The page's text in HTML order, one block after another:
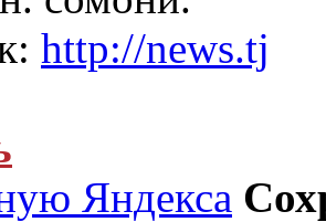
http://news.tj
Яндекса